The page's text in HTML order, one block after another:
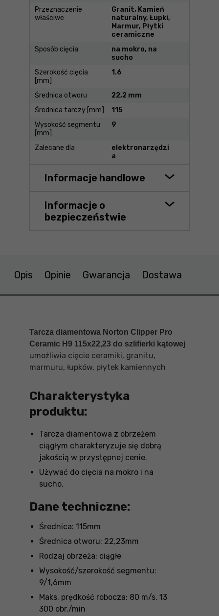
Przeznaczenie
właściwe
Granit, Kamień
naturalny, Łupki,
Marmur, Płytki
ceramiczne
Sposób cięcia
na mokro, na
sucho
Szerokość cięcia
[mm]
1.6
Średnica otworu
22,2 mm
Średnica tarczy [mm]
115
Wysokość segmentu
[mm]
9
Zalecane dla
elektronarzędzi
a
Informacje handlowe
Informacje o
bezpieczeństwie
Opis Opinie Gwarancja Dostawa
Tarcza diamentowa Norton Clipper Pro
Ceramic H9 115x22,23 do szlifierki kątowej
umożliwia cięcie ceramiki, granitu,
marmuru, łupków, płytek kamiennych
Charakterystyka
produktu:
Tarcza diamentowa z obrzeżem
ciągłym charakteryzuje się dobrą
jakością w przystępnej cenie.
Używać do cięcia na mokro i na
sucho.
Dane techniczne:
Średnica: 115mm
Średnica otworu: 22,23mm
Rodzaj obrzeża: ciągłe
Wysokość/szerokość segmentu:
9/1,6mm
Maks. prędkość robocza: 80 m/s, 13
300 obr./min